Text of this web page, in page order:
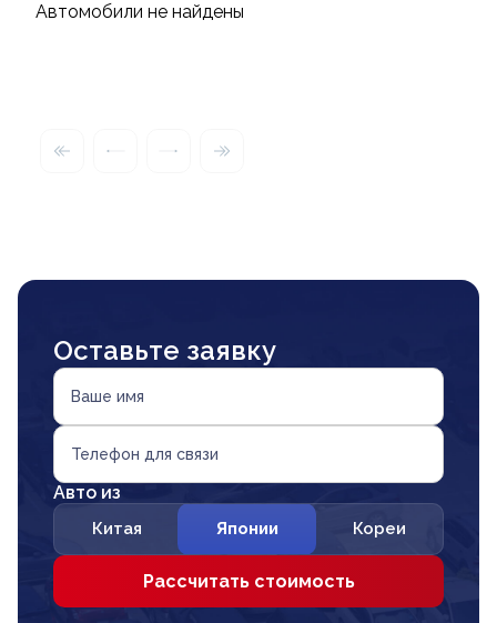
Автомобили не найдены
Оставьте заявку
Ваше имя
Телефон для связи
Авто из
Китая Японии Кореи
Рассчитать стоимость